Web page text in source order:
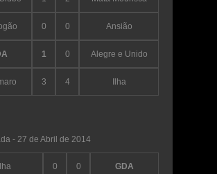
0 0 Ansião
1 0 Alegre e Unido
3 4 Ilha
- 27 de Abril de 2014
Ilha 0 0 GDA